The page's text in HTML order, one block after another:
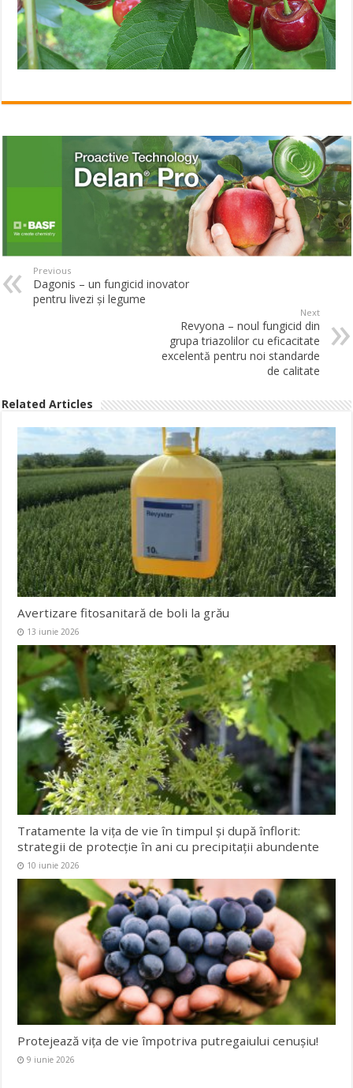
Previous
Dagonis – un fungicid inovator
pentru livezi și legume
Next
Revyona – noul fungicid din
grupa triazolilor cu eficacitate
excelentă pentru noi standarde
de calitate
Related Articles
Avertizare fitosanitară de boli la grău
13 iunie 2026
Tratamente la vița de vie în timpul și după înflorit:
strategii de protecție în ani cu precipitații abundente
10 iunie 2026
Protejează viţa de vie împotriva putregaiului cenuşiu!
9 iunie 2026